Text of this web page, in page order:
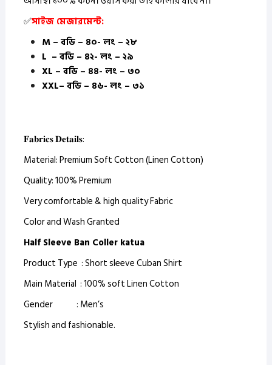
✅সাইজ মেজারমেন্ট:
M – বডি – ৪০- লং – ২৮
L – বডি – ৪২- লং – ২৯
XL – বডি – ৪৪- লং – ৩০
XXL– বডি – ৪৬- লং – ৩১
𝐅𝐚𝐛𝐫𝐢𝐜𝐬 𝐃𝐞𝐭𝐚𝐢𝐥𝐬:
Material: Premium Soft Cotton (Linen Cotton)
Quality: 100% Premium
Very comfortable & high quality Fabric
Color and Wash Granted
Half Sleeve Ban Coller katua
Product Type : Short sleeve Cuban Shirt
Main Material : 100% soft Linen Cotton
Gender : Men’s
Stylish and fashionable.